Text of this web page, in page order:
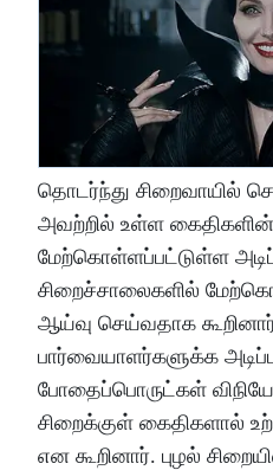
தொடர்ந்து சிறைவாயில்
அவற்றில் உள்ள
மேற்கொள்ளப்பட்டுள்ள
சிறைச்சாலைகளில்
ஆய்வு செய்வதாக
பார்வையாளர்களுக்க
போதைப்பொருட்கள்
சிறைக்குள் கைதிகளால்
என கூறினார். புழல்